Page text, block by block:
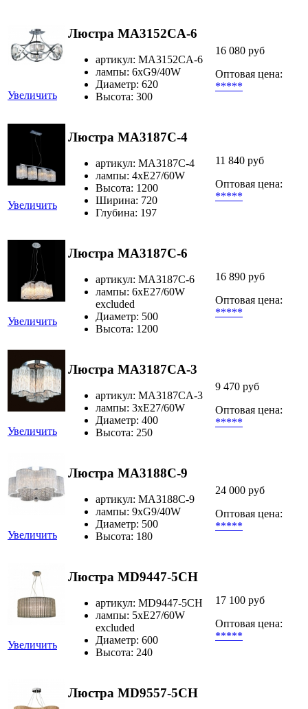
Увеличить
Люстра MA3152CA-6
артикул: MA3152CA-6
лампы: 6хG9/40W
Диаметр: 620
Высота: 300
16 080 руб
Оптовая цена:
*****
Увеличить
Люстра MA3187C-4
артикул: MA3187C-4
лампы: 4хЕ27/60W
Высота: 1200
Ширина: 720
Глубина: 197
11 840 руб
Оптовая цена:
*****
Увеличить
Люстра MA3187C-6
артикул: MA3187C-6
лампы: 6хE27/60W
excluded
Диаметр: 500
Высота: 1200
16 890 руб
Оптовая цена:
*****
Увеличить
Люстра MA3187CA-3
артикул: MA3187CA-3
лампы: 3хЕ27/60W
Диаметр: 400
Высота: 250
9 470 руб
Оптовая цена:
*****
Увеличить
Люстра MA3188C-9
артикул: MA3188C-9
лампы: 9хG9/40W
Диаметр: 500
Высота: 180
24 000 руб
Оптовая цена:
*****
Увеличить
Люстра MD9447-5CH
артикул: MD9447-5CH
лампы: 5хE27/60W
excluded
Диаметр: 600
Высота: 240
17 100 руб
Оптовая цена:
*****
Люстра MD9557-5CH